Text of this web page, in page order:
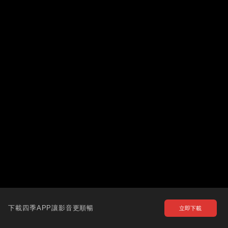
下載四季APP讓影音更順暢 立即下載